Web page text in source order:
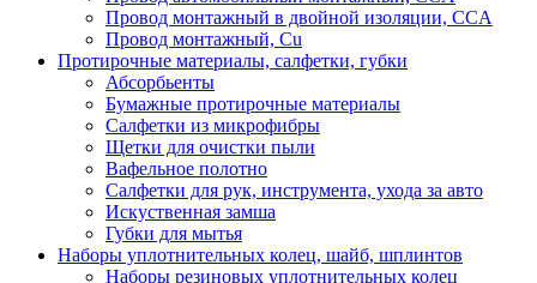
Провод монтажный в двойной изоляции, CCA
Провод монтажный, Cu
Протирочные материалы, салфетки, губки
Абсорбьенты
Бумажные протирочные материалы
Салфетки из микрофибры
Щетки для очистки пыли
Вафельное полотно
Салфетки для рук, инструмента, ухода за авто
Искуственная замша
Губки для мытья
Наборы уплотнительных колец, шайб, шплинтов
Наборы резиновых уплотнительных колец